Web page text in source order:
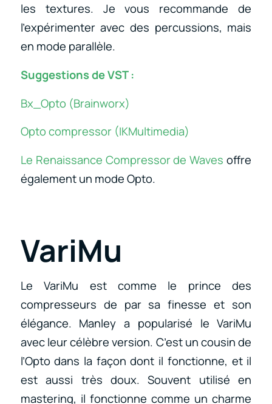
les textures. Je vous recommande de
l’expérimenter avec des percussions, mais
en mode parallèle.
Suggestions de VST :
Bx_Opto (Brainworx)
Opto compressor (IKMultimedia)
Le Renaissance Compressor de Waves offre
également un mode Opto.
VariMu
Le VariMu est comme le prince des
compresseurs de par sa finesse et son
élégance. Manley a popularisé le VariMu
avec leur célèbre version. C’est un cousin de
l’Opto dans la façon dont il fonctionne, et il
est aussi très doux. Souvent utilisé en
mastering, il fonctionne comme un charme